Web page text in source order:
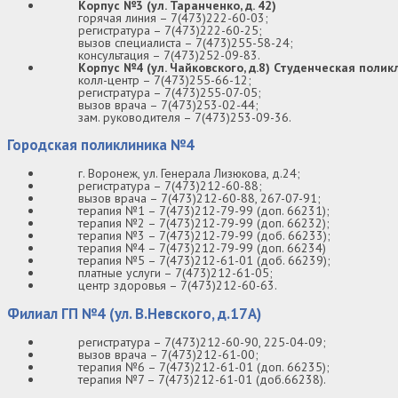
Корпус №3 (ул. Таранченко, д. 42)
горячая линия – 7(473)222-60-03;
регистратура – 7(473)222-60-25;
вызов специалиста – 7(473)255-58-24;
консультация – 7(473)252-09-83.
Корпус №4 (ул. Чайковского, д.8) Студенческая
колл-центр – 7(473)255-66-12;
регистратура – 7(473)255-07-05;
вызов врача – 7(473)253-02-44;
зам. руководителя – 7(473)253-09-36.
Городская поликлиника №4
г. Воронеж, ул. Генерала Лизюкова, д.24;
регистратура – 7(473)212-60-88;
вызов врача – 7(473)212-60-88, 267-07-91;
терапия №1 – 7(473)212-79-99 (доп. 66231);
терапия №2 – 7(473)212-79-99 (доп. 66232);
терапия №3 – 7(473)212-79-99 (доб. 66233);
терапия №4 – 7(473)212-79-99 (доп. 66234)
терапия №5 – 7(473)212-61-01 (доб. 66239);
платные услуги – 7(473)212-61-05;
центр здоровья – 7(473)212-60-63.
Филиал ГП №4 (ул. В.Невского, д.17А)
регистратура – 7(473)212-60-90, 225-04-09;
вызов врача – 7(473)212-61-00;
терапия №6 – 7(473)212-61-01 (доп. 66235);
терапия №7 – 7(473)212-61-01 (доб.66238).